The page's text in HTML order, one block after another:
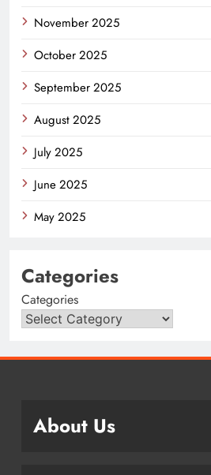
November 2025
October 2025
September 2025
August 2025
July 2025
June 2025
May 2025
Categories
Categories
About Us